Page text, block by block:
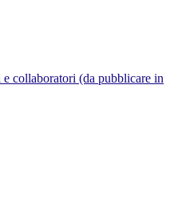
e collaboratori (da pubblicare in